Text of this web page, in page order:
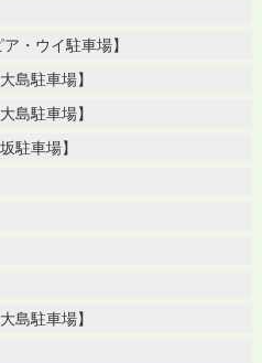
・ウイ駐車場】
島駐車場】
島駐車場】
駐車場】
島駐車場】